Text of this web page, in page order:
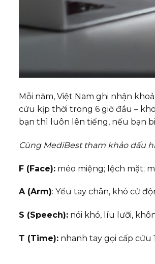
Mỗi năm, Việt Nam ghi nhận
cứu kịp thời trong 6 giờ đầu –
bạn thì luôn lên tiếng, nếu bạn
Cùng MediBest tham khảo dấu
F (Face): méo miệng; lệch mặt;
A (Arm): Yếu tay chân, khó cử
S (Speech): nói khó, líu lưỡi,
T (Time): nhanh tay gọi cấp cứu